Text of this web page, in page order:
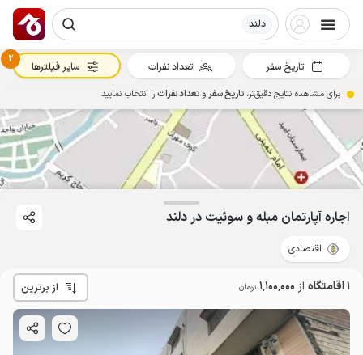
دلند
1.1 میلیون ت 5
اجاره آپارتمان مبله و سوئیت در دلند
اقتصادی
1 اقامتگاه از 1٬100٬000 تومان از برترین
تاریخ سفر تعداد نفرات
2
سایر فیلترها
برای مشاهده نتایج دقیق‌تر، تاریخ سفرو تعداد نفراترا انتخاب نمایید